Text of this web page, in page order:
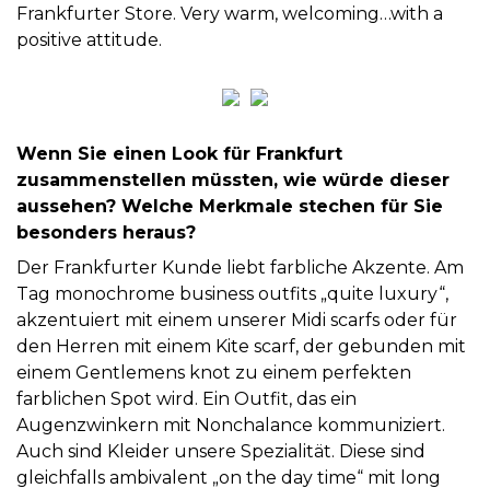
Frankfurter Store. Very warm, welcoming…with a
positive attitude.
Wenn Sie einen Look für Frankfurt
zusammenstellen müssten, wie würde dieser
aussehen? Welche Merkmale stechen für Sie
besonders heraus?
Der Frankfurter Kunde liebt farbliche Akzente. Am
Tag monochrome business outfits „quite luxury“,
akzentuiert mit einem unserer Midi scarfs oder für
den Herren mit einem Kite scarf, der gebunden mit
einem Gentlemens knot zu einem perfekten
farblichen Spot wird. Ein Outfit, das ein
Augenzwinkern mit Nonchalance kommuniziert.
Auch sind Kleider unsere Spezialität. Diese sind
gleichfalls ambivalent „on the day time“ mit long